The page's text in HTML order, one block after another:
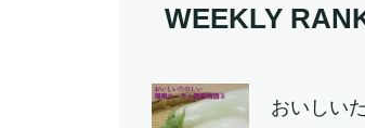
WEEKLY
おいしい